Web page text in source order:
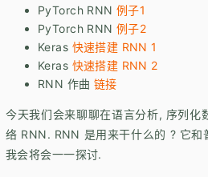
PyTorch RNN例子1
PyTorch RNN例子2
Keras 快速搭建 RNN 1
Keras 快速搭建 RNN 2
RNN 作曲 链接
今天我们会来聊聊在语言分析, 序列化
络 RNN. RNN 是用来干什么的 ? 它和
我会将会一一探讨.